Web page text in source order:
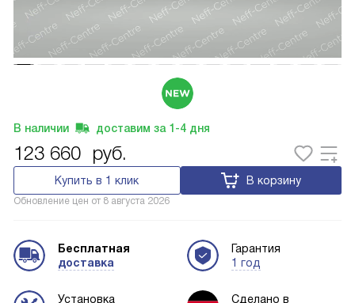
В наличии доставим за 1-4 дня
123 660 руб.
Купить в 1 клик В корзину
Обновление цен от 8 августа 2026
Бесплатная
доставка
Установка
Гарантия
1 год
Сделано в